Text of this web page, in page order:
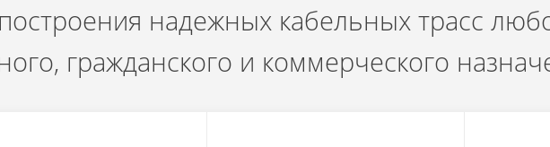
надежных кабельных трасс
гражданского и коммерческого